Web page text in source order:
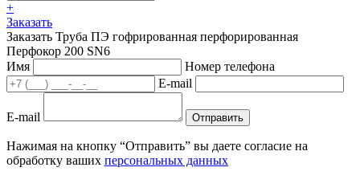
+
Заказать
Заказать Труба ПЭ гофрированная перфорированная
Перфокор 200 SN6
Имя
Номер телефона
E-mail
E-mail Отправить
Нажимая на кнопку “Отправить” вы даете согласие на
обработку ваших персональных данных